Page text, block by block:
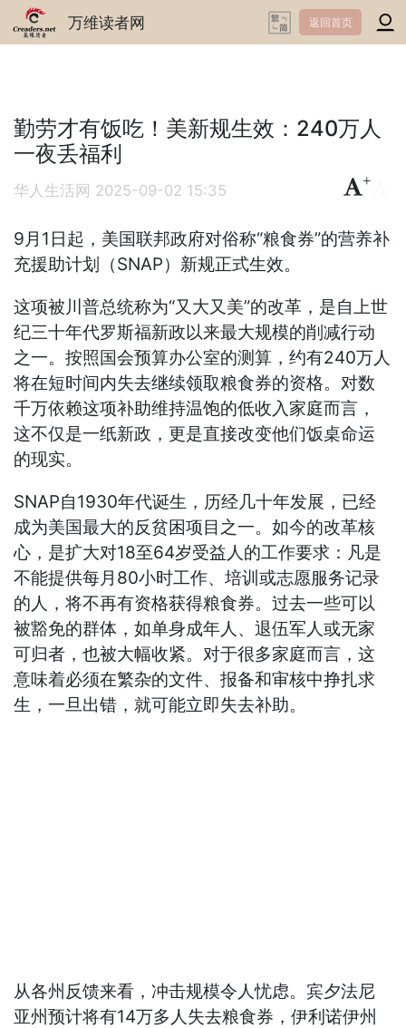
万维读者网 返回首页
勤劳才有饭吃！美新规生效：240万人
一夜丢福利
华人生活网 2025-09-02 15:35
+
9月1日起，美国联邦政府对俗称“粮食券”的营养补
充援助计划（SNAP）新规正式生效。
这项被川普总统称为“又大又美”的改革，是自上世
纪三十年代罗斯福新政以来最大规模的削减行动
之一。按照国会预算办公室的测算，约有240万人
将在短时间内失去继续领取粮食券的资格。对数
千万依赖这项补助维持温饱的低收入家庭而言，
这不仅是一纸新政，更是直接改变他们饭桌命运
的现实。
SNAP自1930年代诞生，历经几十年发展，已经
成为美国最大的反贫困项目之一。如今的改革核
心，是扩大对18至64岁受益人的工作要求：凡是
不能提供每月80小时工作、培训或志愿服务记录
的人，将不再有资格获得粮食券。过去一些可以
被豁免的群体，如单身成年人、退伍军人或无家
可归者，也被大幅收紧。对于很多家庭而言，这
意味着必须在繁杂的文件、报备和审核中挣扎求
生，一旦出错，就可能立即失去补助。
从各州反馈来看，冲击规模令人忧虑。宾夕法尼
亚州预计将有14万多人失去粮食券，伊利诺伊州